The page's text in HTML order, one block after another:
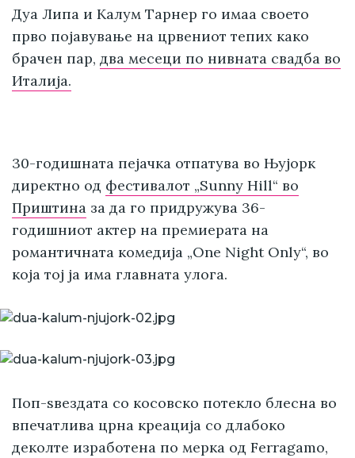
Дуа Липа и Калум Тарнер го имаа своето
прво појавување на црвениот тепих како
брачен пар, два месеци по нивната свадба во
Италија.
30-годишната пејачка отпатува во Њујорк
директно од фестивалот „Sunny Hill“ во
Приштина за да го придружува 36-
годишниот актер на премиерата на
романтичната комедија „One Night Only“, во
која тој ја има главната улога.
Поп-ѕвездата со косовско потекло блесна во
впечатлива црна креација со длабоко
деколте изработена по мерка од Ferragamo,